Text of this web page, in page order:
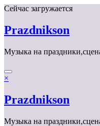
Перейти
содержимому
Сейчас загружается
Prazdnikson
Музыка на
×
Prazdnikson
Музыка на